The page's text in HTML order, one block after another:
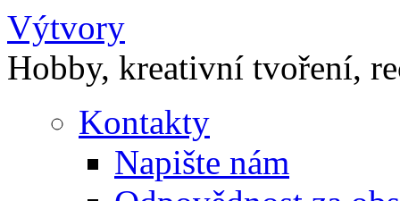
Výtvory
Hobby, kreativní tvoření,
Kontakty
Napište nám